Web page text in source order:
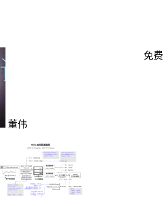
董伟
免费